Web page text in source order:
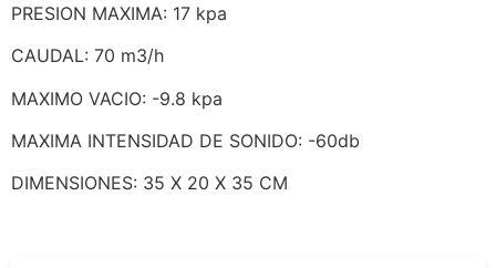
PRESION MAXIMA: 17 kpa
CAUDAL: 70 m3/h
MAXIMO VACIO: -9.8 kpa
MAXIMA INTENSIDAD DE SONIDO: -60db
DIMENSIONES: 35 X 20 X 35 CM